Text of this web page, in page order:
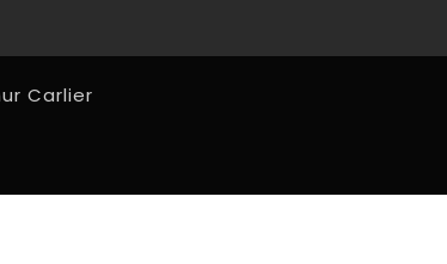
Carlier